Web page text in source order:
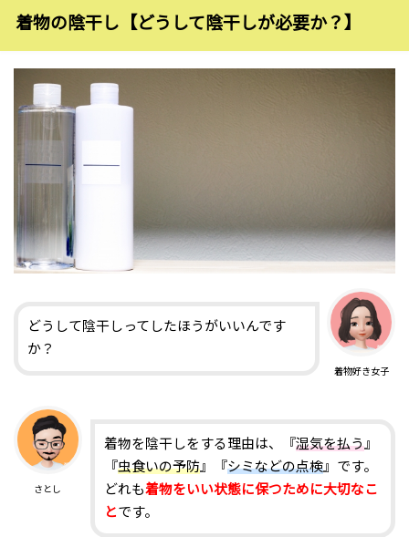
着物の陰干し【どうして陰干しが必要か？】
着物好き女子
どうして陰干しってしたほうがいいんです
か？
さとし
着物を陰干しをする理由は、『湿気を払う』
『虫食いの予防』『シミなどの点検』です。
どれも着物をいい状態に保つために大切なこ
とです。